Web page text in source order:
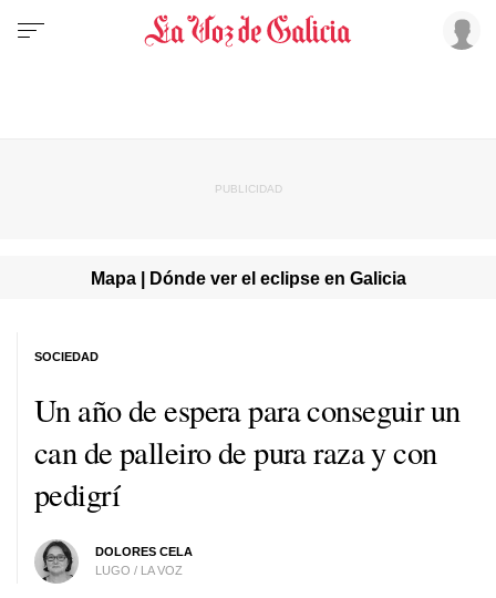
Mapa | Dónde ver el eclipse en Galicia
Un año de espera para conseguir un
can de palleiro de pura raza y con
pedigrí
DOLORES CELA
LUGO / LA VOZ
SOCIEDAD